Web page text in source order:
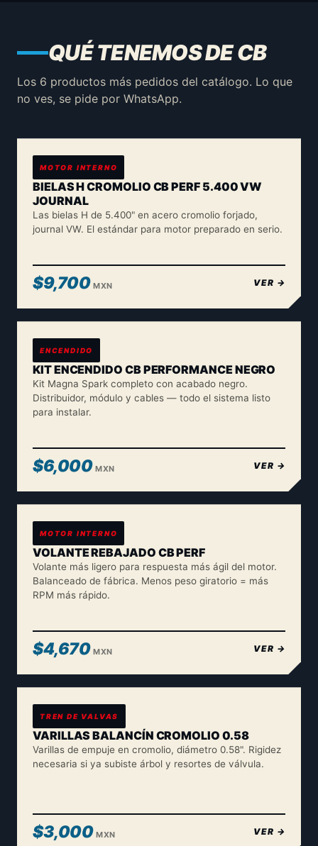
QUÉ TENEMOS DE CB
Los 6 productos más pedidos del catálogo. Lo que
no ves, se pide por WhatsApp.
MOTOR INTERNO
BIELAS H CROMOLIO CB PERF 5.400 VW
JOURNAL
Las bielas H de 5.400" en acero cromolio forjado,
journal VW. El estándar para motor preparado en serio.
$9,700 MXN VER →
ENCENDIDO
KIT ENCENDIDO CB PERFORMANCE NEGRO
Kit Magna Spark completo con acabado negro.
Distribuidor, módulo y cables — todo el sistema listo
para instalar.
$6,000 MXN VER →
MOTOR INTERNO
VOLANTE REBAJADO CB PERF
Volante más ligero para respuesta más ágil del motor.
Balanceado de fábrica. Menos peso giratorio = más
RPM más rápido.
$4,670 MXN VER →
TREN DE VALVAS
VARILLAS BALANCÍN CROMOLIO 0.58
Varillas de empuje en cromolio, diámetro 0.58". Rigidez
necesaria si ya subiste árbol y resortes de válvula.
$3,000 MXN VER →